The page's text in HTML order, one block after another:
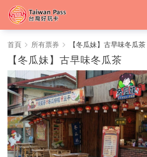
中
台
灣
好
玩
卡
首頁 所有票券 【冬瓜妹】古早味冬瓜茶
【冬瓜妹】古早味冬瓜茶